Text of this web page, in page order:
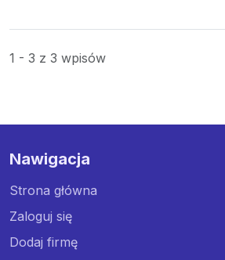
1 - 3 z 3 wpisów
Nawigacja
Strona główna
Zaloguj się
Dodaj firmę